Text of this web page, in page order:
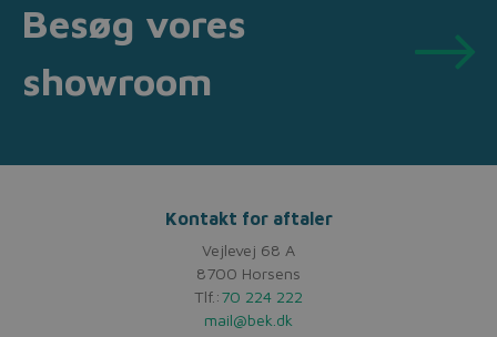
Besøg vores
showroom
Kontakt for aftaler
Vejlevej 68 A
8700 Horsens
Tlf.:70 224 222
mail@bek.dk